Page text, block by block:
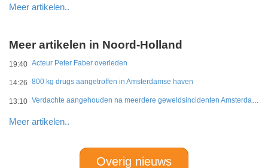
Meer artikelen..
Meer artikelen in Noord-Holland
19:40 Acteur Peter Faber overleden
14:26 800 kg drugs aangetroffen in Amsterdamse haven
13:10 Verdachte aangehouden na meerdere geweldsincidenten Amsterdam-West
Meer artikelen..
Overig nieuws